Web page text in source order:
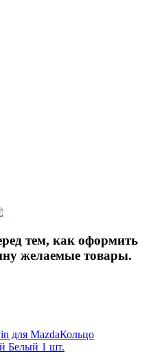
тем, как оформить
желаемые товары.
для MazdaКольцо
Белый 1 шт.